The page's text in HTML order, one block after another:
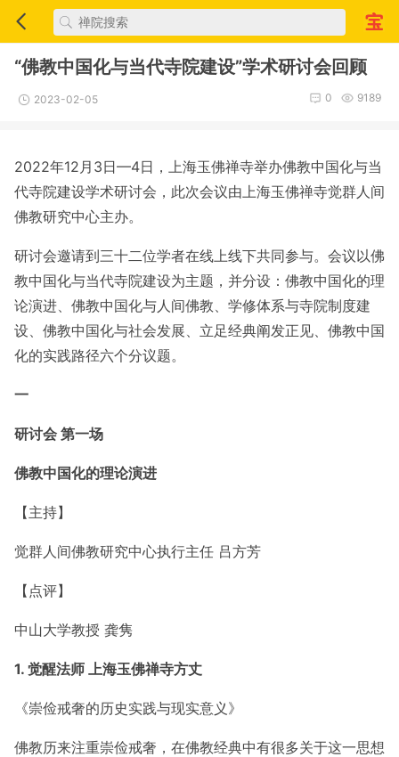
“佛教中国化与当代寺院建设”学术研讨会回顾
2023-02-05 9189
0
2022年12月3日—4日，上海玉佛禅寺举办佛教中国化与当
代寺院建设学术研讨会，此次会议由上海玉佛禅寺觉群人间
佛教研究中心主办。
研讨会邀请到三十二位学者在线上线下共同参与。会议以佛
教中国化与当代寺院建设为主题，并分设：佛教中国化的理
论演进、佛教中国化与人间佛教、学修体系与寺院制度建
设、佛教中国化与社会发展、立足经典阐发正见、佛教中国
化的实践路径六个分议题。
一
研讨会 第一场
佛教中国化的理论演进
【主持】
觉群人间佛教研究中心执行主任 吕方芳
【点评】
中山大学教授 龚隽
1. 觉醒法师 上海玉佛禅寺方丈
《崇俭戒奢的历史实践与现实意义》
佛教历来注重崇俭戒奢，在佛教经典中有很多关于这一思想